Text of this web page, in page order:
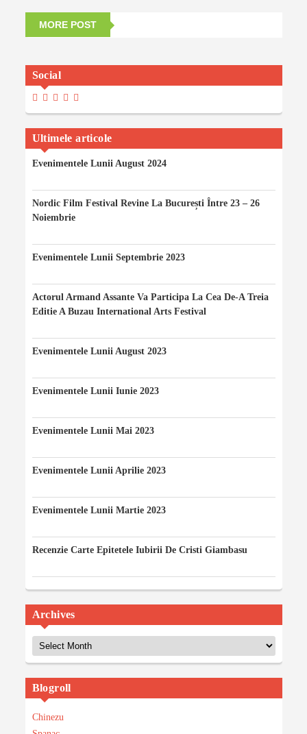
MORE POST
Social
View
Profile
On
Facebook
View
Profile
On
Twitter
View
Profile
On
Instagram
View
Maria-
Iancu’s
Profile
On
View
Profile
On
YouTube
Ultimele articole
Evenimentele Lunii August 2024
Nordic Film Festival Revine La București Între 23 – 26
Noiembrie
Evenimentele Lunii Septembrie 2023
Actorul Armand Assante Va Participa La Cea De-A Treia
Editie A Buzau International Arts Festival
Evenimentele Lunii August 2023
Evenimentele Lunii Iunie 2023
Evenimentele Lunii Mai 2023
Evenimentele Lunii Aprilie 2023
Evenimentele Lunii Martie 2023
Recenzie Carte Epitetele Iubirii De Cristi Giambasu
Archives
Archives
Blogroll
Chinezu